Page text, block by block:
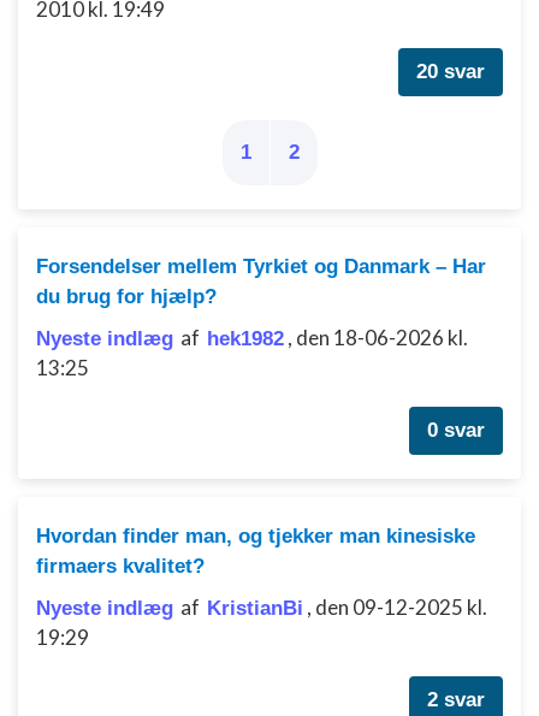
2010 kl. 19:49
20 svar
1 2
Forsendelser mellem Tyrkiet og Danmark – Har
du brug for hjælp?
Nyeste indlæg af hek1982 , den 18-06-2026 kl.
13:25
0 svar
Hvordan finder man, og tjekker man kinesiske
firmaers kvalitet?
Nyeste indlæg af KristianBi , den 09-12-2025 kl.
19:29
2 svar